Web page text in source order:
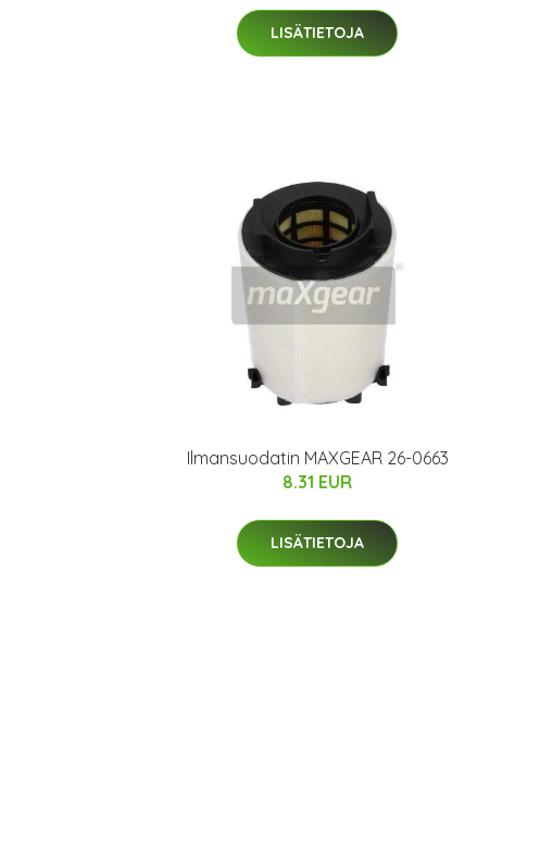
LISÄTIETOJA
Ilmansuodatin MAXGEAR 26-0663
8.31 EUR
LISÄTIETOJA